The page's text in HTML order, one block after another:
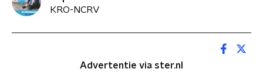
KRO-NCRV
Advertentie via ster.nl